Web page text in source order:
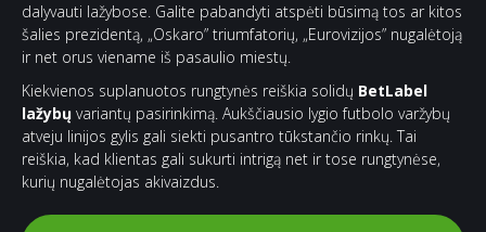
dalyvauti lažybose. Galite pabandyti atspėti būsimą tos ar kitos
šalies prezidentą, „Oskaro” triumfatorių, „Eurovizijos” nugalėtoją
ir net orus viename iš pasaulio miestų.
Kiekvienos suplanuotos rungtynės reiškia solidų BetLabel
lažybų variantų pasirinkimą. Aukščiausio lygio futbolo varžybų
atveju linijos gylis gali siekti pusantro tūkstančio rinkų. Tai
reiškia, kad klientas gali sukurti intrigą net ir tose rungtynėse,
kurių nugalėtojas akivaizdus.